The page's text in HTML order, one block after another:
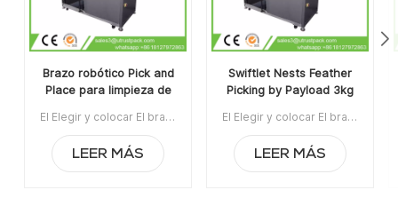
Brazo robótico Pick and
Place para limpieza de
comestibles Delta Robot
Arm Aplicación de 4
ejes
El Elegir y colocar El brazo robótico puede ayudar a identificar las impurezas de plumas en el nido de pájaros y recogerlasArtículo No:UTLa orden mínima:1Pago:TTPuerto de embarque:CantónRegión original:Guangzhou, ChinaTiempo de espera:30 días después de recibir el depósito
LEER MÁS
Swiftlet Nests Feather
Picking by Payload 3kg
Robot Integrate System
El Elegir y colocar El brazo robótico puede ayudar a identificar las impurezas de plumas en el nido de pájaros y recogerlasArtículo No:UTLa orden mínima:1Pago:TTPuerto de embarque:CantónRegión original:Guangzhou, ChinaTiempo de espera:30 días después de recibir el depósito
LEER MÁS